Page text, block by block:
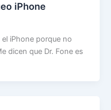
iPhone
iPhone porque no
dicen que Dr. Fone es